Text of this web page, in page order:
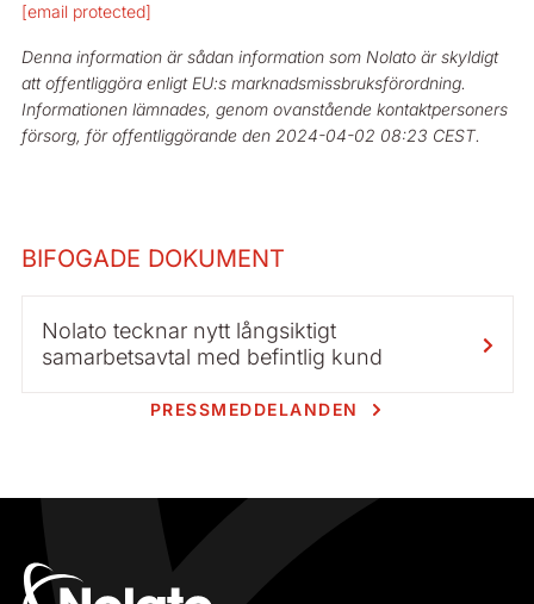
[email protected]
Denna information är sådan information som Nolato är skyldigt
att offentliggöra enligt EU:s marknadsmissbruksförordning.
Informationen lämnades, genom ovanstående kontaktpersoners
försorg, för offentliggörande den 2024-04-02 08:23 CEST.
BIFOGADE DOKUMENT
Nolato tecknar nytt långsiktigt
samarbetsavtal med befintlig kund
PRESSMEDDELANDEN